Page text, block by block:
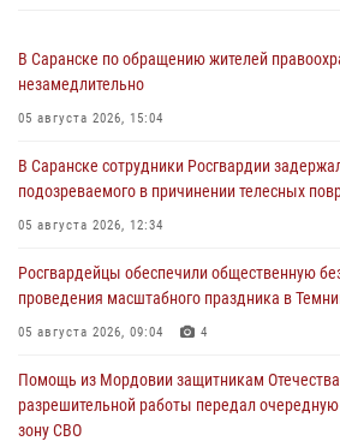
В Саранске по обращению жителей
незамедлительно
05 августа 2026, 15:04
В Саранске сотрудники Росгвардии
подозреваемого в причинении телесных
05 августа 2026, 12:34
Росгвардейцы обеспечили общественную
проведения масштабного праздника в
05 августа 2026, 09:04 4
Помощь из Мордовии защитникам
разрешительной работы передал
зону СВО